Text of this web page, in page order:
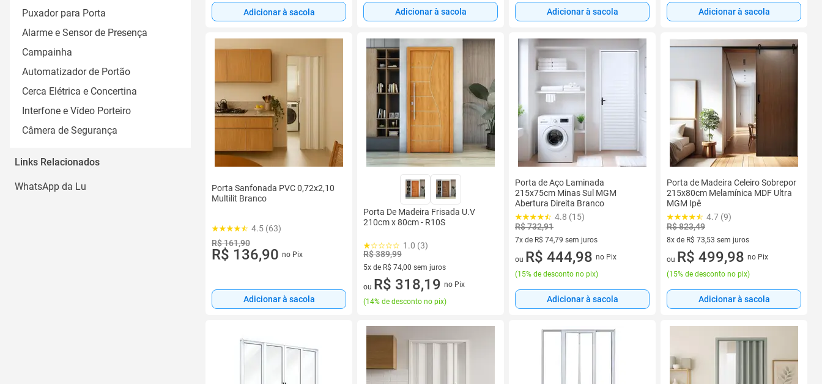
Puxador para Porta
Alarme e Sensor de Presença
Campainha
Automatizador de Portão
Cerca Elétrica e Concertina
Interfone e Vídeo Porteiro
Câmera de Segurança
Links Relacionados
WhatsApp da Lu
Adicionar à sacola Adicionar à sacola Adicionar à sacola Adicionar à sacola
Porta Sanfonada PVC 0,72x2,10
Multilit Branco
4.5 (63)
R$ 161,90
R$ 136,90 no Pix
Adicionar à sacola
Porta De Madeira Frisada U.V
210cm x 80cm - R10S
1.0 (3)
R$ 389,99
5x de R$ 74,00 sem juros
5 vez de R$ 74,00 sem juros
ou R$ 318,19 no Pix
(14% de desconto no pix)
Porta de Aço Laminada
215x75cm Minas Sul MGM
Abertura Direita Branco
4.8 (15)
R$ 732,91
7x de R$ 74,79 sem juros
7 vez de R$ 74,79 sem juros
ou R$ 444,98 no Pix
(15% de desconto no pix)
Adicionar à sacola
Porta de Madeira Celeiro Sobrepor
215x80cm Melamínica MDF Ultra
MGM Ipê
4.7 (9)
R$ 823,49
8x de R$ 73,53 sem juros
8 vez de R$ 73,53 sem juros
ou R$ 499,98 no Pix
(15% de desconto no pix)
Adicionar à sacola